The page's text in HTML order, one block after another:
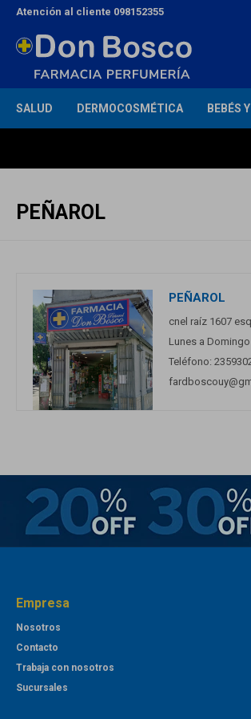
SALUD DERMOCOSMÉTICA BEBÉS
Atención al cliente 098152355
PEÑAROL
PEÑAROL
cnel raíz 1607
Lunes a Domingo
Teléfono:
Empresa
Nosotros
Contacto
Trabaja con nosotros
Sucursales